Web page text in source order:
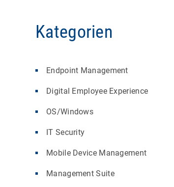
Kategorien
Endpoint Management
Digital Employee Experience
OS/Windows
IT Security
Mobile Device Management
Management Suite